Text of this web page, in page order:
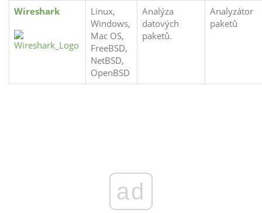
Wireshark
Linux,
Windows,
Mac OS,
FreeBSD,
NetBSD,
OpenBSD
Analýza
datových
paketů.
Analyzátor
paketů
ad